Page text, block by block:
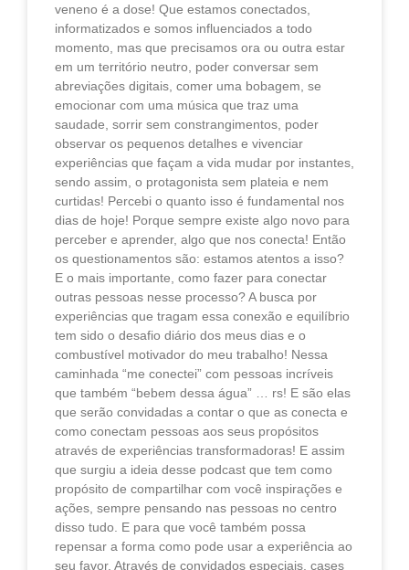
veneno é a dose! Que estamos conectados,
informatizados e somos influenciados a todo
momento, mas que precisamos ora ou outra estar
em um território neutro, poder conversar sem
abreviações digitais, comer uma bobagem, se
emocionar com uma música que traz uma
saudade, sorrir sem constrangimentos, poder
observar os pequenos detalhes e vivenciar
experiências que façam a vida mudar por instantes,
sendo assim, o protagonista sem plateia e nem
curtidas! Percebi o quanto isso é fundamental nos
dias de hoje! Porque sempre existe algo novo para
perceber e aprender, algo que nos conecta! Então
os questionamentos são: estamos atentos a isso?
E o mais importante, como fazer para conectar
outras pessoas nesse processo? A busca por
experiências que tragam essa conexão e equilíbrio
tem sido o desafio diário dos meus dias e o
combustível motivador do meu trabalho! Nessa
caminhada “me conectei” com pessoas incríveis
que também “bebem dessa água” … rs! E são elas
que serão convidadas a contar o que as conecta e
como conectam pessoas aos seus propósitos
através de experiências transformadoras! E assim
que surgiu a ideia desse podcast que tem como
propósito de compartilhar com você inspirações e
ações, sempre pensando nas pessoas no centro
disso tudo. E para que você também possa
repensar a forma como pode usar a experiência ao
seu favor. Através de convidados especiais, cases